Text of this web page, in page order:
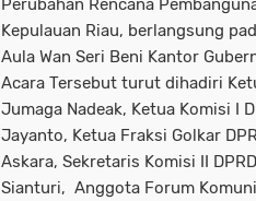
Perubahan Rencana
Kepulauan Riau, berlangsung
Aula Wan Seri Beni Kantor
Acara Tersebut turut dihadiri
Jumaga Nadeak, Ketua Komisi I
Jayanto, Ketua Fraksi Golkar
Askara, Sekretaris Komisi II
Sianturi, Anggota Forum